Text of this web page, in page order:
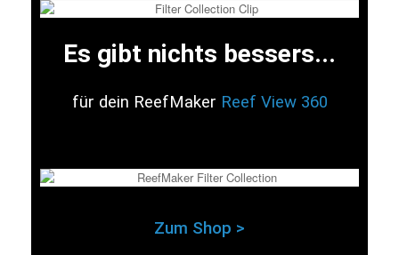
Es gibt nichts bessers...
für dein ReefMaker Reef View 360
Zum Shop >